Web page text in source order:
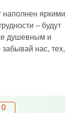
наполнен яркими
– будут
душевным и
нас, тех,
0